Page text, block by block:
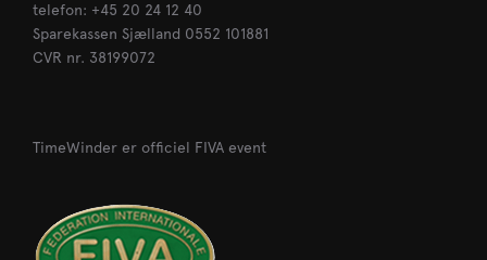
telefon: +45 20 24 12 40
Sparekassen Sjælland 0552 101881
CVR nr. 38199072
TimeWinder er officiel FIVA event